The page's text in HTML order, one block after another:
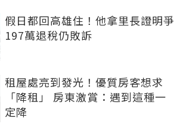
假日都回高雄住！他拿里長證明爭
197萬退稅仍敗訴
租屋處亮到發光！優質房客想求
「降租」 房東激賞：遇到這種一
定降